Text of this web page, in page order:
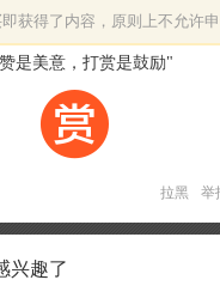
获得了内容，原则上不允许
是美意，打赏是鼓励"
拉黑 举
兴趣了